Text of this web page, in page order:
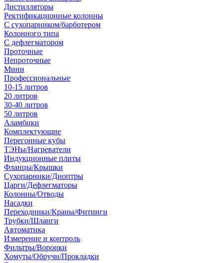
Дистилляторы
Ректификационные колонны
С сухопарником/барботером
Колонного типа
С дефлегматором
Проточные
Непроточные
Мини
Профессиональные
10-15 литров
20 литров
30-40 литров
50 литров
Аламбики
Комплектующие
Перегонные кубы
ТЭНы/Нагреватели
Индукционные плиты
Фланцы/Крышки
Сухопарники/Диоптры
Царги/Дефлегматоры
Колонны/Отводы
Насадки
Переходники/Краны/Фитинги
Трубки/Шланги
Автоматика
Измерение и контроль
Фильтры/Воронки
Хомуты/Обручи/Прокладки